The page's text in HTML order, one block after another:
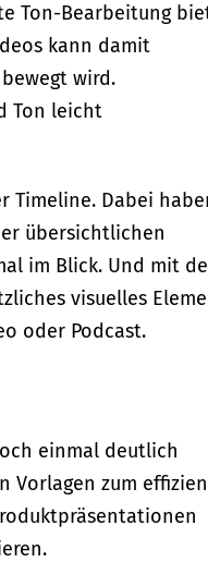
Ton-Bearbeitung
kann damit
wird.
Ton leicht
Timeline. Dabei
übersichtlichen
im Blick. Und mit
visuelles
oder Podcast.
einmal deutlich
Vorlagen zum